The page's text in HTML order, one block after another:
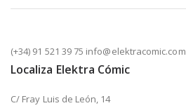
(+34) 91 521 39 75 info@elektracomic.com
Localiza Elektra Cómic
C/ Fray Luis de León, 14